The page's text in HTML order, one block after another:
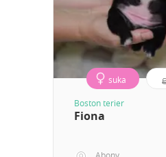
suka
Boston terier
Fiona